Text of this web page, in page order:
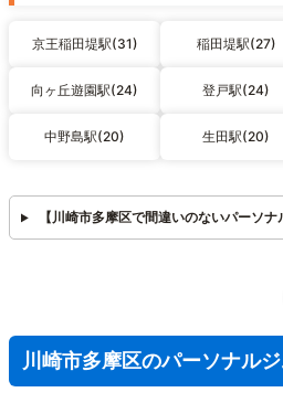
京王稲田堤駅(31) 稲田堤駅(27)
向ヶ丘遊園駅(24) 登戸駅(24)
中野島駅(20) 生田駅(20)
【川崎市多摩区で間違いのないパーソナ
川崎市多摩区のパーソナル